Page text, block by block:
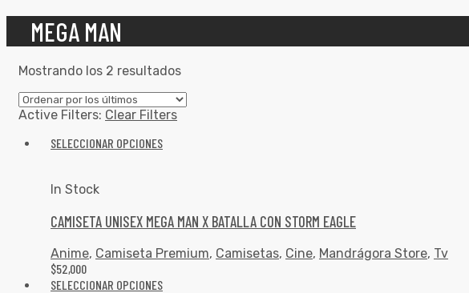
MEGA MAN
Mostrando los 2 resultados
Active Filters: Clear Filters
SELECCIONAR OPCIONES
In Stock
CAMISETA UNISEX MEGA MAN X BATALLA CON STORM EAGLE
Anime, Camiseta Premium, Camisetas, Cine, Mandrágora Store, Tv
$52,000
SELECCIONAR OPCIONES